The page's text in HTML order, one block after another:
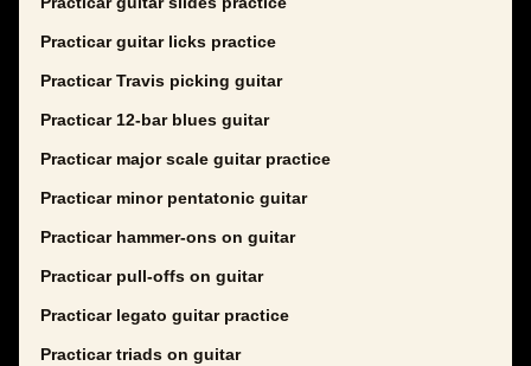
Practicar guitar licks practice
Practicar Travis picking guitar
Practicar 12-bar blues guitar
Practicar major scale guitar practice
Practicar minor pentatonic guitar
Practicar hammer-ons on guitar
Practicar pull-offs on guitar
Practicar legato guitar practice
Practicar triads on guitar